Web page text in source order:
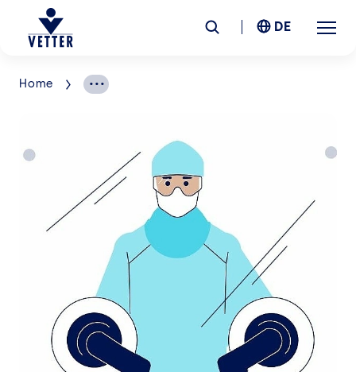
Unternehmen
Services
Insights
Karriere
DE
Home